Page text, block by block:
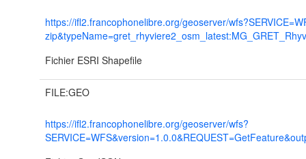
https://ifl2.francophonelibre.org/geoserver/
Fichier ESRI Shapefile
FILE:GEO
https://ifl2.francophonelibre.org/geoserver/wfs?